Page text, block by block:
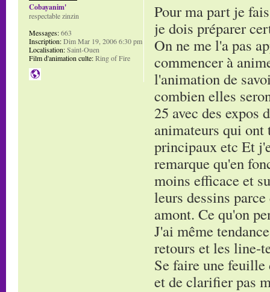
Pour ma part je
je dois préparer
On ne me l'a pas
commencer à
l'animation de
combien elles
25 avec des expos
animateurs qui ont
principaux etc Et
remarque qu'en
moins efficace et
leurs dessins
amont. Ce qu'on
J'ai même
retours et les line-
Se faire une feuille
et de clarifier pas
Cobayanim'
respectable zinzin
Messages:663
Inscription:Dim Mar 19, 2006 6:30 pm
Localisation:Saint-Ouen
Film d'animation culte:Ring of Fire